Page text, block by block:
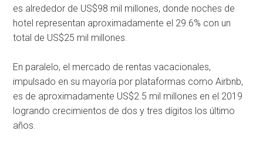
es alrededor de US$98 mil millones, donde noches de
hotel representan aproximadamente el 29.6% con un
total de US$25 mil millones.
En paralelo, el mercado de rentas vacacionales,
impulsado en su mayoría por plataformas como Airbnb,
es de aproximadamente US$2.5 mil millones en el 2019
logrando crecimientos de dos y tres dígitos los último
años.